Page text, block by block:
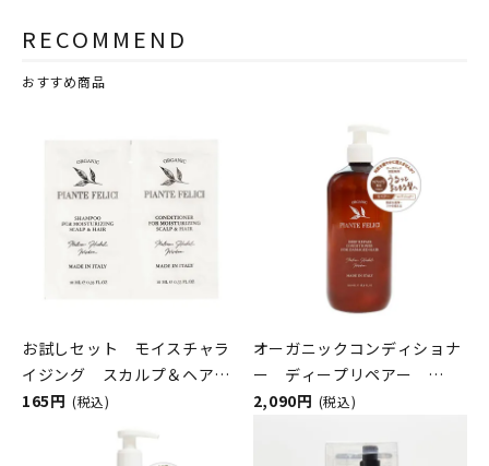
RECOMMEND
おすすめ商品
お試しセット モイスチャラ
イジング スカルプ＆ヘア
PIANTE FELICI（ピアンテフ
165円 (税込)
オーガニックコンディショナ
ー ディープリペアー
PIANTE FELICI（ピアンテフ
2,090円 (税込)